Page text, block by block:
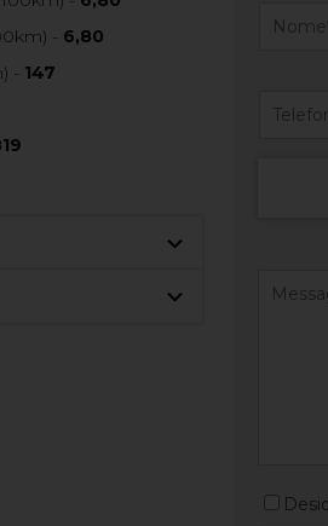
- 6,80
- 147